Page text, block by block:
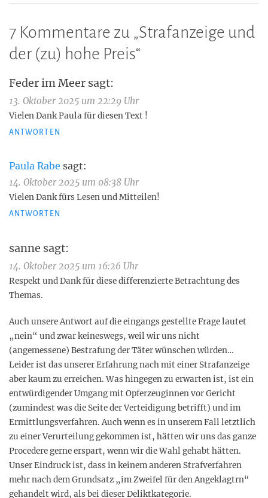
7 Kommentare zu „Strafanzeige und
der (zu) hohe Preis“
Feder im Meer sagt:
13. Oktober 2025 um 22:29 Uhr
Vielen Dank Paula für diesen Text !
ANTWORTEN
Paula Rabe sagt:
14. Oktober 2025 um 08:38 Uhr
Vielen Dank fürs Lesen und Mitteilen!
ANTWORTEN
sanne sagt:
14. Oktober 2025 um 16:26 Uhr
Respekt und Dank für diese differenzierte Betrachtung des
Themas.
Auch unsere Antwort auf die eingangs gestellte Frage lautet
„nein“ und zwar keineswegs, weil wir uns nicht
(angemessene) Bestrafung der Täter wünschen würden…
Leider ist das unserer Erfahrung nach mit einer Strafanzeige
aber kaum zu erreichen. Was hingegen zu erwarten ist, ist ein
entwürdigender Umgang mit Opferzeuginnen vor Gericht
(zumindest was die Seite der Verteidigung betrifft) und im
Ermittlungsverfahren. Auch wenn es in unserem Fall letztlich
zu einer Verurteilung gekommen ist, hätten wir uns das ganze
Procedere gerne erspart, wenn wir die Wahl gehabt hätten.
Unser Eindruck ist, dass in keinem anderen Strafverfahren
mehr nach dem Grundsatz „im Zweifel für den Angeklagtrn“
gehandelt wird, als bei dieser Deliktkategorie.